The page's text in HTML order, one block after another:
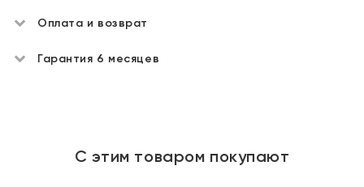
Оплата и возврат
Гарантия 6 месяцев
С этим товаром покупают